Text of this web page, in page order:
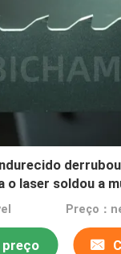
o laser soldou a
Preço：
preço